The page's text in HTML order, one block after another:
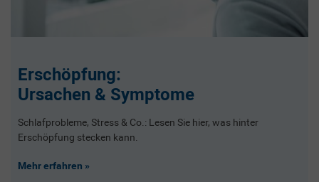
Erschöpfung:
Ursachen & Symptome
Schlafprobleme, Stress & Co.: Lesen Sie hier, was hinter
Erschöpfung stecken kann.
Mehr erfahren